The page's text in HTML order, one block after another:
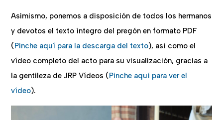
Asimismo, ponemos a disposición de todos los hermanos
y devotos el texto íntegro del pregón en formato PDF
(Pinche aquí para la descarga del texto), así como el
vídeo completo del acto para su visualización, gracias a
la gentileza de JRP Vídeos (Pinche aquí para ver el
vídeo).